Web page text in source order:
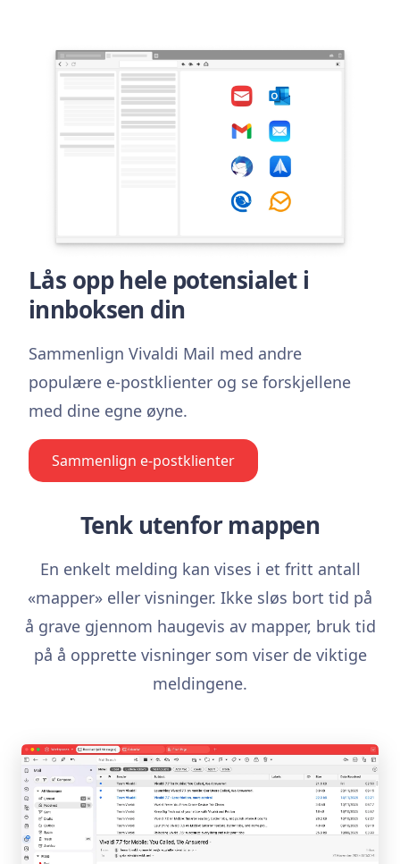
Lås opp hele potensialet i
innboksen din
Sammenlign Vivaldi Mail med andre
populære e-postklienter og se forskjellene
med dine egne øyne.
Sammenlign e-postklienter
Tenk utenfor mappen
En enkelt melding kan vises i et fritt antall
«mapper» eller visninger. Ikke sløs bort tid på
å grave gjennom haugevis av mapper, bruk tid
på å opprette visninger som viser de viktige
meldingene.